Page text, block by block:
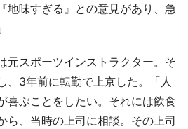
地味すぎる』との意見があり、急
スポーツインストラクター。そ
、3年前に転勤で上京した。「人
喜ぶことをしたい。それには飲食
ら、当時の上司に相談。その上司